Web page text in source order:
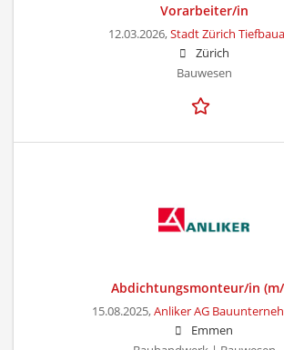
Vorarbeiter/in
12.03.2026,Stadt Zürich
Zürich
Bauwesen
Abdichtungsmonteur/in
15.08.2025,Anliker AG
Emmen